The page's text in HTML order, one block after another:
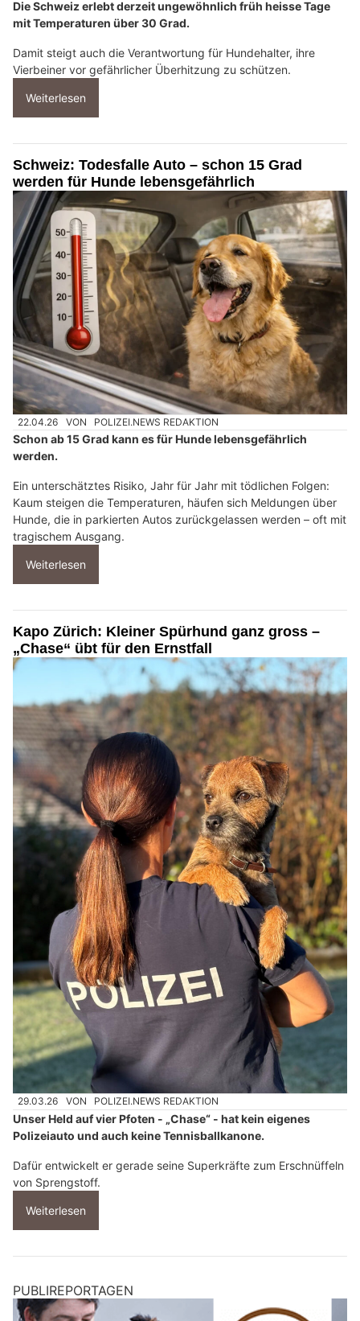
Die Schweiz erlebt derzeit ungewöhnlich früh heisse Tage
mit Temperaturen über 30 Grad.
Damit steigt auch die Verantwortung für Hundehalter, ihre
Vierbeiner vor gefährlicher Überhitzung zu schützen.
Weiterlesen
Schweiz: Todesfalle Auto – schon 15 Grad
werden für Hunde lebensgefährlich
22.04.26 VON POLIZEI.NEWS REDAKTION
Schon ab 15 Grad kann es für Hunde lebensgefährlich
werden.
Ein unterschätztes Risiko, Jahr für Jahr mit tödlichen Folgen:
Kaum steigen die Temperaturen, häufen sich Meldungen über
Hunde, die in parkierten Autos zurückgelassen werden – oft mit
tragischem Ausgang.
Weiterlesen
Kapo Zürich: Kleiner Spürhund ganz gross –
„Chase“ übt für den Ernstfall
29.03.26 VON POLIZEI.NEWS REDAKTION
Unser Held auf vier Pfoten - „Chase“ - hat kein eigenes
Polizeiauto und auch keine Tennisballkanone.
Dafür entwickelt er gerade seine Superkräfte zum Erschnüffeln
von Sprengstoff.
Weiterlesen
PUBLIREPORTAGEN